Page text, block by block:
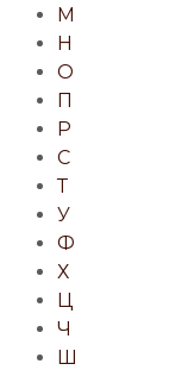
М
Н
О
П
Р
С
Т
У
Ф
Х
Ц
Ч
Ш